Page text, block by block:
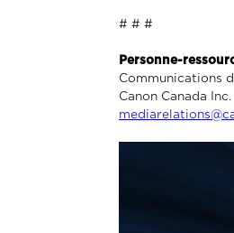
# # #
Personne-
Communications
Canon Canada Inc.